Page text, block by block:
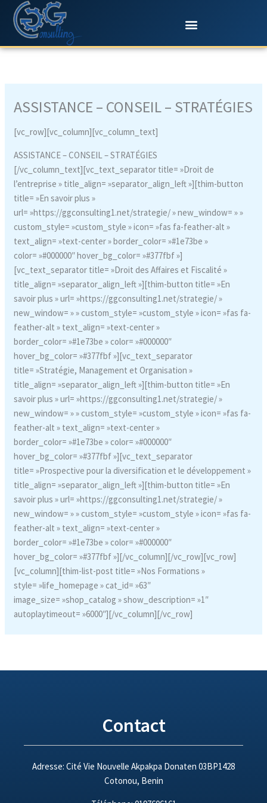
contenu
ASSISTANCE – CONSEIL – STRATÉGIES
[vc_row][vc_column][vc_column_text]
ASSISTANCE – CONSEIL – STRATÉGIES
[/vc_column_text][vc_text_separator title= »Droit de
l’entreprise » title_align= »separator_align_left »][thim-button
title= »En savoir plus »
url= »https://ggconsulting1.net/strategie/ » new_window= » »
custom_style= »custom_style » icon= »fas fa-feather-alt »
text_align= »text-center » border_color= »#1e73be »
color= »#000000″ hover_bg_color= »#377fbf »]
[vc_text_separator title= »Droit des Affaires et Fiscalité »
title_align= »separator_align_left »][thim-button title= »En
savoir plus » url= »https://ggconsulting1.net/strategie/ »
new_window= » » custom_style= »custom_style » icon= »fas fa-
feather-alt » text_align= »text-center »
border_color= »#1e73be » color= »#000000″
hover_bg_color= »#377fbf »][vc_text_separator
title= »Stratégie, Management et Organisation »
title_align= »separator_align_left »][thim-button title= »En
savoir plus » url= »https://ggconsulting1.net/strategie/ »
new_window= » » custom_style= »custom_style » icon= »fas fa-
feather-alt » text_align= »text-center »
border_color= »#1e73be » color= »#000000″
hover_bg_color= »#377fbf »][vc_text_separator
title= »Prospective pour la diversification et le développement »
title_align= »separator_align_left »][thim-button title= »En
savoir plus » url= »https://ggconsulting1.net/strategie/ »
new_window= » » custom_style= »custom_style » icon= »fas fa-
feather-alt » text_align= »text-center »
border_color= »#1e73be » color= »#000000″
hover_bg_color= »#377fbf »][/vc_column][/vc_row][vc_row]
[vc_column][thim-list-post title= »Nos Formations »
style= »life_homepage » cat_id= »63″
image_size= »shop_catalog » show_description= »1″
autoplaytimeout= »6000″][/vc_column][/vc_row]
Contact
Adresse: Cité Vie Nouvelle Akpakpa Donaten 03BP1428
Cotonou, Benin